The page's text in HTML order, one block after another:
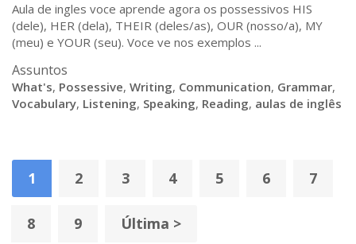
Aula de ingles voce aprende agora os possessivos HIS
(dele), HER (dela), THEIR (deles/as), OUR (nosso/a), MY
(meu) e YOUR (seu). Voce ve nos exemplos ...
Assuntos
What's, Possessive, Writing, Communication, Grammar,
Vocabulary, Listening, Speaking, Reading, aulas de inglês
1 2 3 4 5 6 7
8 9 Última >